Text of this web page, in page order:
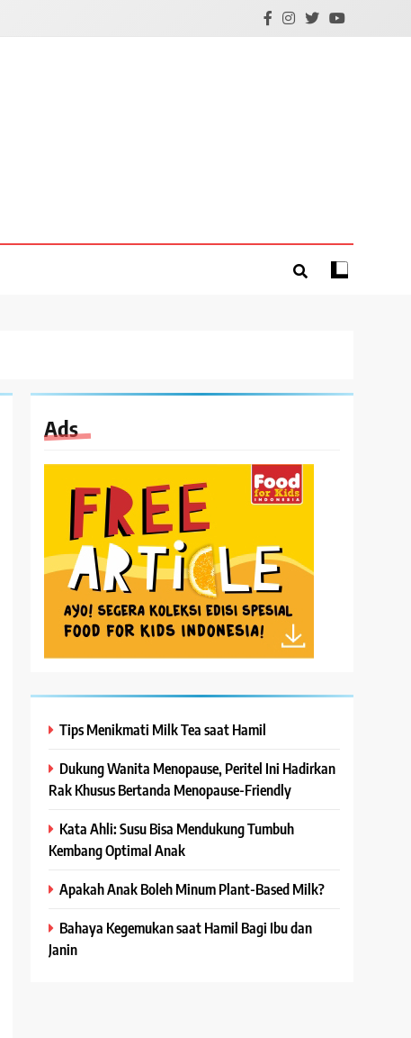
Ads
Tips Menikmati Milk Tea saat Hamil
Dukung Wanita Menopause, Peritel Ini Hadirkan
Rak Khusus Bertanda Menopause-Friendly
Kata Ahli: Susu Bisa Mendukung Tumbuh
Kembang Optimal Anak
Apakah Anak Boleh Minum Plant-Based Milk?
Bahaya Kegemukan saat Hamil Bagi Ibu dan
Janin